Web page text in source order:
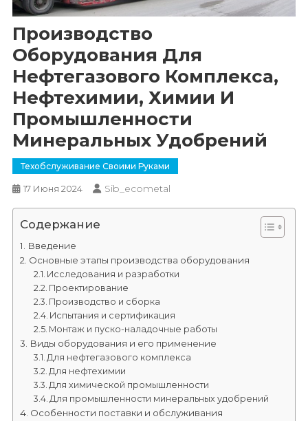
Производство
Оборудования Для
Нефтегазового Комплекса,
Нефтехимии, Химии И
Промышленности
Минеральных Удобрений
Техобслуживание Своими Руками
17 Июня 2024 Sib_ecometal
Содержание
Введение
Основные этапы производства оборудования
Исследования и разработки
Проектирование
Производство и сборка
Испытания и сертификация
Монтаж и пуско-наладочные работы
Виды оборудования и его применение
Для нефтегазового комплекса
Для нефтехимии
Для химической промышленности
Для промышленности минеральных удобрений
Особенности поставки и обслуживания